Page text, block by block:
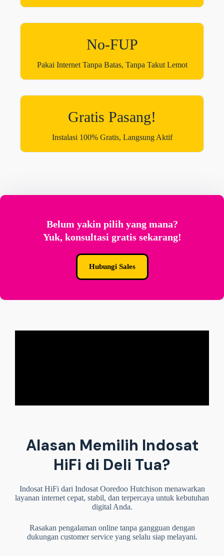
No-FUP
Pakai Internet Tanpa Batas, Tanpa Takut Lemot
Gratis Pasang!
Instalasi 100% Gratis, Langsung Aktif
Belum yakin pilih yang mana?
Yuk, konsultasi gratis sekarang!
Hubungi Sales
Alasan Memilih Indosat
HiFi di Deli Tua?
Indosat HiFi dari Indosat Ooredoo Hutchison menawarkan
layanan internet cepat, stabil, dan terpercaya untuk kebutuhan
digital Anda.
Rasakan pengalaman online tanpa gangguan dengan
dukungan customer service yang selalu siap melayani.